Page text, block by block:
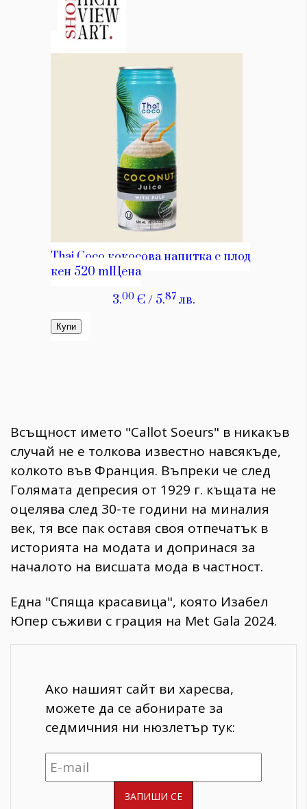
Всъщност името "Callot Sоеurs" в никакъв
случай не е толкова известно навсякъде,
колкото във Франция. Въпреки че след
Голямата депресия от 1929 г. къщата не
оцелява след 30-те години на миналия
век, тя все пак оставя своя отпечатък в
историята на модата и допринася за
началото на висшата мода в частност.
Една "Спяща красавица", която Изабел
Юпер съживи с грация на Met Gala 2024.
Ако нашият сайт ви харесва,
можете да се абонирате за
седмичния ни нюзлетър тук: